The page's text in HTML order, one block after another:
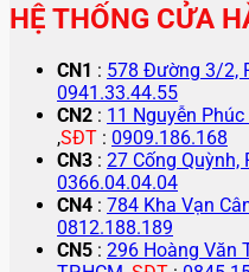
HỆ THỐNG CỬA
CN1 : 578 Đường 3/2,
0941.33.44.55
CN2 : 11 Nguyễn Phúc
,SĐT : 0909.186.168
CN3 : 27 Cống Quỳnh,
0366.04.04.04
CN4 : 784 Kha Vạn
0812.188.189
CN5 : 296 Hoàng Văn